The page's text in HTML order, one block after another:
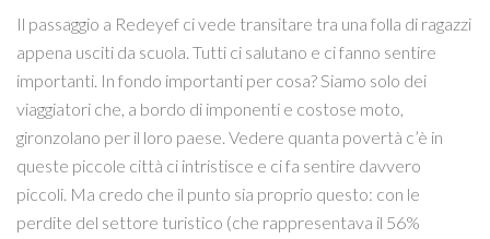
Il passaggio a Redeyef ci vede transitare tra una folla di ragazzi
appena usciti da scuola. Tutti ci salutano e ci fanno sentire
importanti. In fondo importanti per cosa? Siamo solo dei
viaggiatori che, a bordo di imponenti e costose moto,
gironzolano per il loro paese. Vedere quanta povertà c’è in
queste piccole città ci intristisce e ci fa sentire davvero
piccoli. Ma credo che il punto sia proprio questo: con le
perdite del settore turistico (che rappresentava il 56%